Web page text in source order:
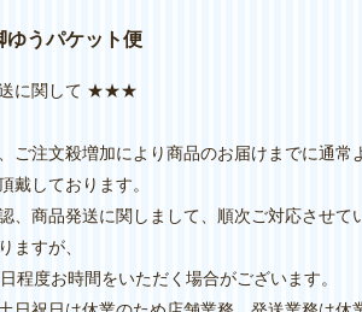
ゆうパケット便
に関して ★★★
ご注文殺増加により商品のお届けまでに通常
戴しております。
、商品発送に関しまして、順次ご対応させて
ますが、
程度お時間をいただく場合がございます。